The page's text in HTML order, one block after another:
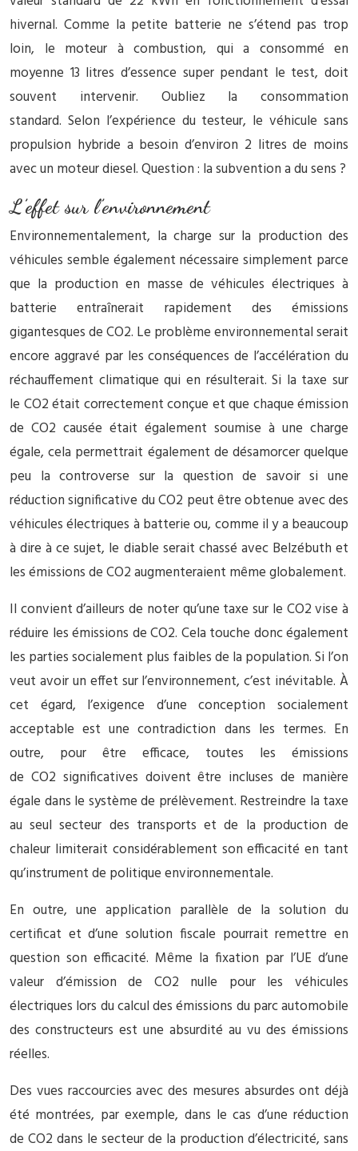
hivernal. Comme la petite batterie ne s’étend pas trop
loin, le moteur à combustion, qui a consommé en
moyenne 13 litres d’essence super pendant le test, doit
souvent intervenir. Oubliez la consommation
standard. Selon l’expérience du testeur, le véhicule sans
propulsion hybride a besoin d’environ 2 litres de moins
avec un moteur diesel. Question : la subvention a du sens ?
L’effet sur l’environnement
Environnementalement, la charge sur la production des
véhicules semble également nécessaire simplement parce
que la production en masse de véhicules électriques à
batterie entraînerait rapidement des émissions
gigantesques de CO2. Le problème environnemental serait
encore aggravé par les conséquences de l’accélération du
réchauffement climatique qui en résulterait. Si la taxe sur
le CO2 était correctement conçue et que chaque émission
de CO2 causée était également soumise à une charge
égale, cela permettrait également de désamorcer quelque
peu la controverse sur la question de savoir si une
réduction significative du CO2 peut être obtenue avec des
véhicules électriques à batterie ou, comme il y a beaucoup
à dire à ce sujet, le diable serait chassé avec Belzébuth et
les émissions de CO2 augmenteraient même globalement.
Il convient d’ailleurs de noter qu’une taxe sur le CO2 vise à
réduire les émissions de CO2. Cela touche donc également
les parties socialement plus faibles de la population. Si l’on
veut avoir un effet sur l’environnement, c’est inévitable. À
cet égard, l’exigence d’une conception socialement
acceptable est une contradiction dans les termes. En
outre, pour être efficace, toutes les émissions
de CO2 significatives doivent être incluses de manière
égale dans le système de prélèvement. Restreindre la taxe
au seul secteur des transports et de la production de
chaleur limiterait considérablement son efficacité en tant
qu’instrument de politique environnementale.
En outre, une application parallèle de la solution du
certificat et d’une solution fiscale pourrait remettre en
question son efficacité. Même la fixation par l’UE d’une
valeur d’émission de CO2 nulle pour les véhicules
électriques lors du calcul des émissions du parc automobile
des constructeurs est une absurdité au vu des émissions
réelles.
Des vues raccourcies avec des mesures absurdes ont déjà
été montrées, par exemple, dans le cas d’une réduction
de CO2 dans le secteur de la production d’électricité, sans